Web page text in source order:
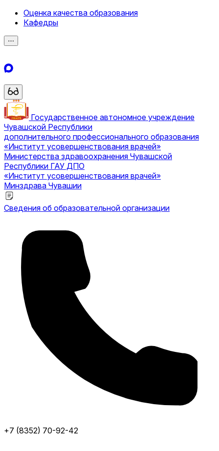
Оценка качества образования
Кафедры
⋯
Государственное автономное учреждение
Чувашской Республики
дополнительного профессионального образования
«Институт усовершенствования врачей»
Министерства здравоохранения Чувашской
Республики ГАУ ДПО
«Институт усовершенствования врачей»
Минздрава Чувашии
Сведения об образовательной организации
+7 (8352) 70-92-42